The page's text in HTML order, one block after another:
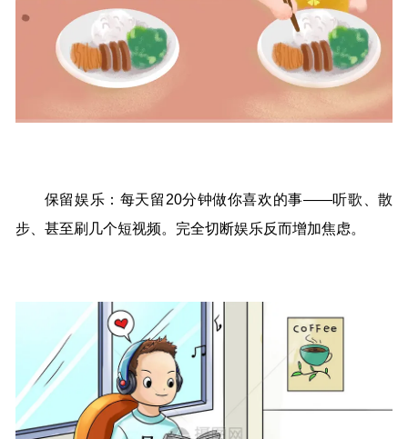
保留娱乐：每天留20分钟做你喜欢的事——听歌、散
步、甚至刷几个短视频。完全切断娱乐反而增加焦虑。